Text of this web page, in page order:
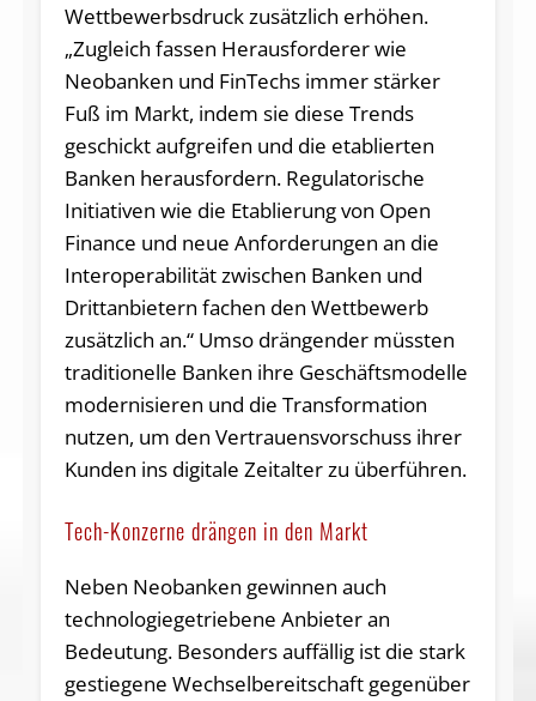
Wettbewerbsdruck zusätzlich erhöhen.
„Zugleich fassen Herausforderer wie
Neobanken und FinTechs immer stärker
Fuß im Markt, indem sie diese Trends
geschickt aufgreifen und die etablierten
Banken herausfordern. Regulatorische
Initiativen wie die Etablierung von Open
Finance und neue Anforderungen an die
Interoperabilität zwischen Banken und
Drittanbietern fachen den Wettbewerb
zusätzlich an.“ Umso drängender müssten
traditionelle Banken ihre Geschäftsmodelle
modernisieren und die Transformation
nutzen, um den Vertrauensvorschuss ihrer
Kunden ins digitale Zeitalter zu überführen.
Tech-Konzerne drängen in den Markt
Neben Neobanken gewinnen auch
technologiegetriebene Anbieter an
Bedeutung. Besonders auffällig ist die stark
gestiegene Wechselbereitschaft gegenüber